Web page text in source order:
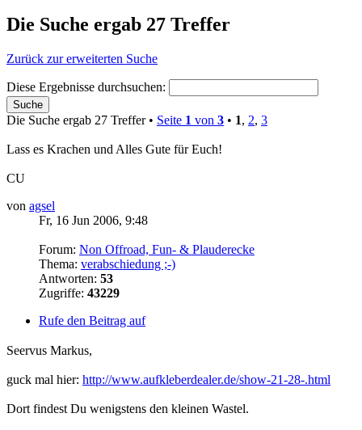
Die Suche ergab 27 Treffer
Zurück zur erweiterten Suche
Diese Ergebnisse durchsuchen:
Die Suche ergab 27 Treffer • Seite 1 von 3 • 1, 2, 3
Lass es Krachen und Alles Gute für Euch!
CU
von agsel
Fr, 16 Jun 2006, 9:48
Forum: Non Offroad, Fun- & Plauderecke
Thema: verabschiedung ;-)
Antworten: 53
Zugriffe: 43229
Rufe den Beitrag auf
Seervus Markus,
guck mal hier: http://www.aufkleberdealer.de/show-21-28-.html
Dort findest Du wenigstens den kleinen Wastel.